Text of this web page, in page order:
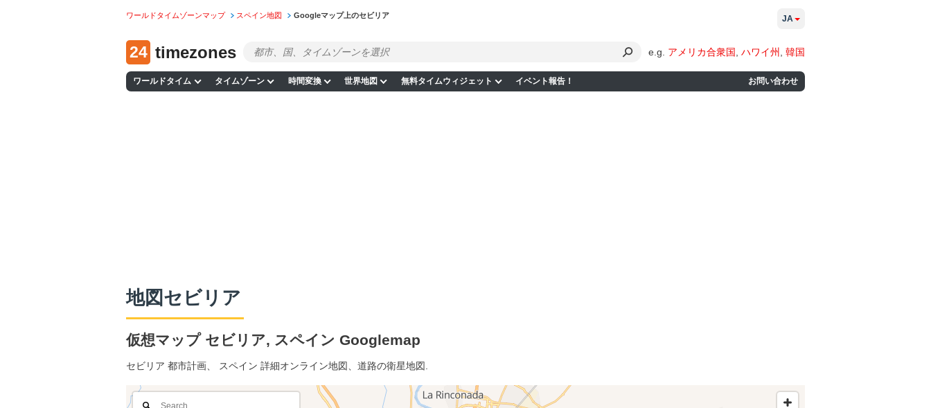
ワールドタイムゾーンマップ スペイン地図 Googleマップ上のセビリア
24 timezones e.g. アメリカ合衆国 ハワイ州 韓国
ワールドタイム タイムゾーン 時間変換 世界地図 無料タイムウィジェット イベント報告！ お問い合わせ
JA
地図セビリア
仮想マップ セビリア, スペイン Googlemap
セビリア 都市計画、 スペイン 詳細オンライン地図、道路の衛星地図.